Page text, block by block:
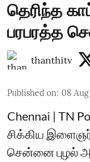
தெரிந்த
பரபரத்த
thanthitv
Published on: 08
Chennai | TN
சிக்கிய
சென்னை புழல்